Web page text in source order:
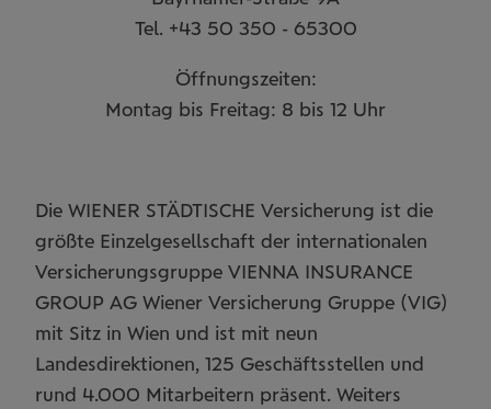
Tel. +43 50 350 - 65300
Öffnungszeiten:
Montag bis Freitag: 8 bis 12 Uhr
Die WIENER STÄDTISCHE Versicherung ist die
größte Einzelgesellschaft der internationalen
Versicherungsgruppe VIENNA INSURANCE
GROUP AG Wiener Versicherung Gruppe (VIG)
mit Sitz in Wien und ist mit neun
Landesdirektionen, 125 Geschäftsstellen und
rund 4.000 Mitarbeitern präsent. Weiters